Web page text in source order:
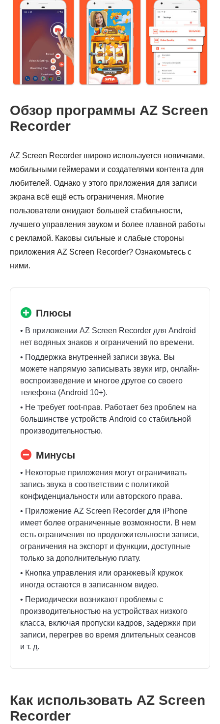
Обзор программы AZ Screen
Recorder
AZ Screen Recorder широко используется новичками,
мобильными геймерами и создателями контента для
любителей. Однако у этого приложения для записи
экрана всё ещё есть ограничения. Многие
пользователи ожидают большей стабильности,
лучшего управления звуком и более плавной работы
с рекламой. Каковы сильные и слабые стороны
приложения AZ Screen Recorder? Ознакомьтесь с
ними.
Плюсы
• В приложении AZ Screen Recorder для Android
нет водяных знаков и ограничений по времени.
• Поддержка внутренней записи звука. Вы
можете напрямую записывать звуки игр, онлайн-
воспроизведение и многое другое со своего
телефона (Android 10+).
• Не требует root-прав. Работает без проблем на
большинстве устройств Android со стабильной
производительностью.
Минусы
• Некоторые приложения могут ограничивать
запись звука в соответствии с политикой
конфиденциальности или авторского права.
• Приложение AZ Screen Recorder для iPhone
имеет более ограниченные возможности. В нем
есть ограничения по продолжительности записи,
ограничения на экспорт и функции, доступные
только за дополнительную плату.
• Кнопка управления или оранжевый кружок
иногда остаются в записанном видео.
• Периодически возникают проблемы с
производительностью на устройствах низкого
класса, включая пропуски кадров, задержки при
записи, перегрев во время длительных сеансов
и т. д.
Как использовать AZ Screen
Recorder